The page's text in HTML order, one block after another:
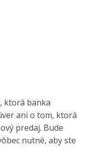
ktorá banka
ani o tom, ktorá
predaj. Bude
nutné, aby ste